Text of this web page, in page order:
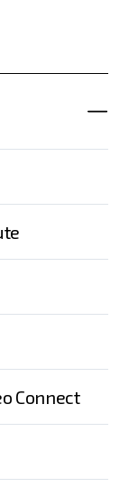
Connect